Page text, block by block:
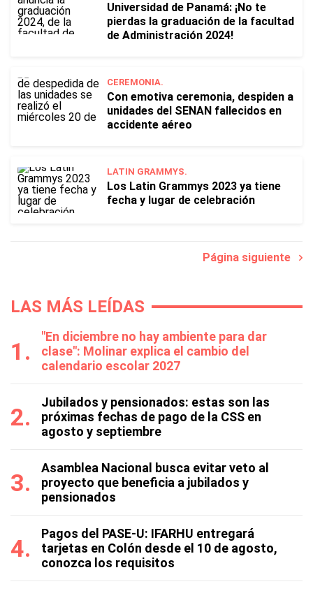
Universidad de Panamá: ¡No te
pierdas la graduación de la facultad
de Administración 2024!
CEREMONIA.
Con emotiva ceremonia, despiden a
unidades del SENAN fallecidos en
accidente aéreo
LATIN GRAMMYS.
Los Latin Grammys 2023 ya tiene
fecha y lugar de celebración
Página siguiente
LAS MÁS LEÍDAS
"En diciembre no hay ambiente para dar
clase": Molinar explica el cambio del
calendario escolar 2027
Jubilados y pensionados: estas son las
próximas fechas de pago de la CSS en
agosto y septiembre
Asamblea Nacional busca evitar veto al
proyecto que beneficia a jubilados y
pensionados
Pagos del PASE-U: IFARHU entregará
tarjetas en Colón desde el 10 de agosto,
conozca los requisitos